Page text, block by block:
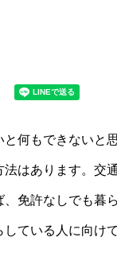
何もできないと
法はあります。交
、免許なしでも暮
ている人に向け